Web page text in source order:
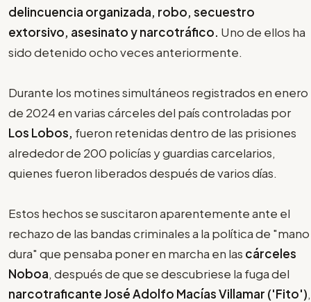
delincuencia organizada, robo, secuestro
extorsivo, asesinato y narcotráfico. Uno de ellos ha
sido detenido ocho veces anteriormente.
Durante los motines simultáneos registrados en enero
de 2024 en varias cárceles del país controladas por
Los Lobos, fueron retenidas dentro de las prisiones
alrededor de 200 policías y guardias carcelarios,
quienes fueron liberados después de varios días.
Estos hechos se suscitaron aparentemente ante el
rechazo de las bandas criminales a la política de "mano
dura" que pensaba poner en marcha en las cárceles
Noboa, después de que se descubriese la fuga del
narcotraficante José Adolfo Macías Villamar ('Fito'),